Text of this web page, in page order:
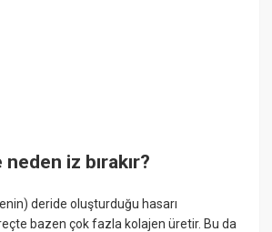
neden iz bırakır?
deride oluşturduğu hasarı
bazen çok fazla kolajen üretir. Bu da